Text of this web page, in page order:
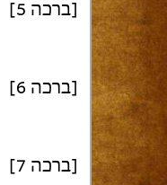
[ברכה 5]
[ברכה 6]
[ברכה 7]